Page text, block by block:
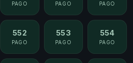
PAGO PAGO PAGO
552
PAGO
553
PAGO
554
PAGO